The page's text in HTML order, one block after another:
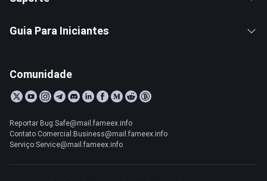
Guia Para Iniciantes
Comunidade
Reportar Bug:Safe@mail.fameex.info
Contato Comercial:Business@mail.fameex.info
Serviço:Service@mail.fameex.info